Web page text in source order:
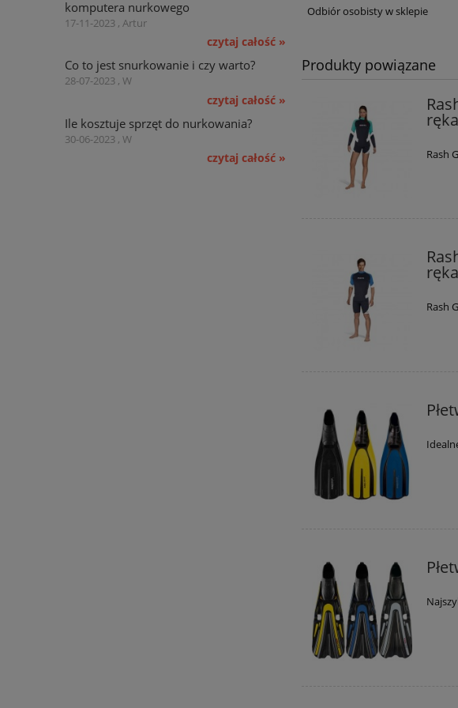
komputera nurkowego
17-11-2023 , Artur
czytaj całość »
Co to jest snurkowanie i czy warto?
28-07-2023 , W
czytaj całość »
Ile kosztuje sprzęt do nurkowania?
30-06-2023 , W
czytaj całość »
Odbiór osobisty w sklepie
Produkty powiązane
Rash
Rash